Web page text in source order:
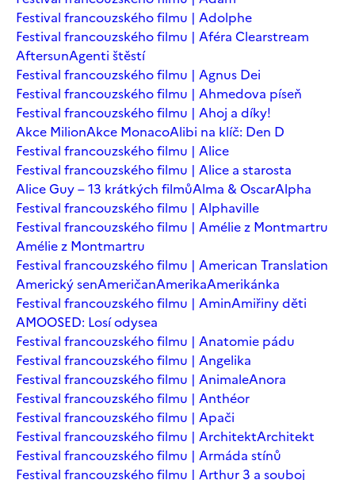
Festival francouzského filmu | Adolphe
Festival francouzského filmu | Aféra Clearstream
AftersunAgenti štěstí
Festival francouzského filmu | Agnus Dei
Festival francouzského filmu | Ahmedova píseň
Festival francouzského filmu | Ahoj a díky!
Akce MilionAkce MonacoAlibi na klíč: Den D
Festival francouzského filmu | Alice
Festival francouzského filmu | Alice a starosta
Alice Guy – 13 krátkých filmůAlma & OscarAlpha
Festival francouzského filmu | Alphaville
Festival francouzského filmu | Amélie z Montmartru
Amélie z Montmartru
Festival francouzského filmu | American Translation
Americký senAmeričanAmerikaAmerikánka
Festival francouzského filmu | AminAmiřiny děti
AMOOSED: Losí odysea
Festival francouzského filmu | Anatomie pádu
Festival francouzského filmu | Angelika
Festival francouzského filmu | AnimaleAnora
Festival francouzského filmu | Anthéor
Festival francouzského filmu | Apači
Festival francouzského filmu | ArchitektArchitekt
Festival francouzského filmu | Armáda stínů
Festival francouzského filmu | Arthur 3 a souboj